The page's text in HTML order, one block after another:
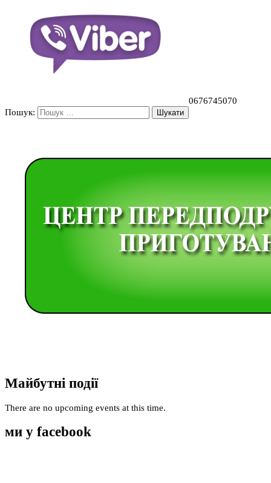
0676745070
Пошук:
Майбутні події
There are no upcoming events at this time.
ми у facebook